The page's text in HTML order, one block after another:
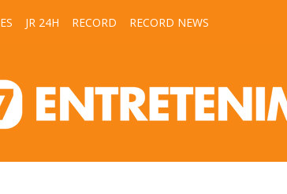
JR 24H RECORD RECORD NEWS